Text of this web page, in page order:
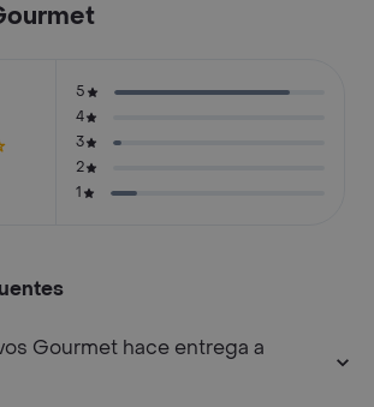
5
4
3
2
1
Gourmet hace entrega a